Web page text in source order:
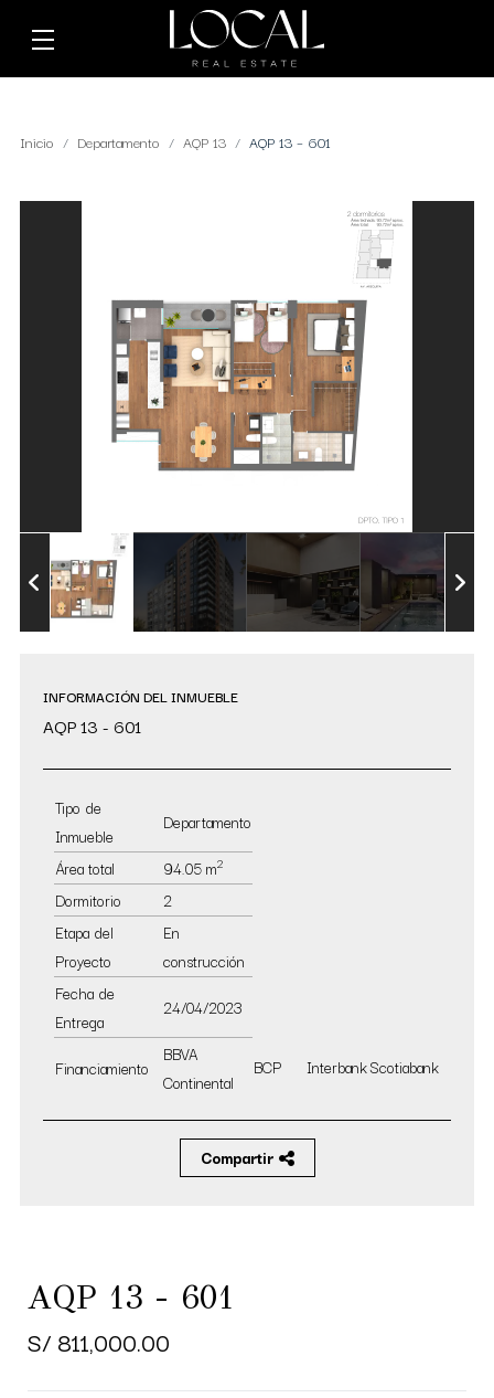
Inicio Departamento AQP 13 AQP 13 – 601
INFORMACIÓN DEL INMUEBLE
AQP 13 - 601
Tipo de
Inmueble
Departamento
Área total
94.05 m2
Dormitorio
2
Etapa del
Proyecto
En
construcción
Fecha de
Entrega
24/04/2023
Financiamiento
BBVA
Continental
BCP InterbankScotiabank
Compartir
AQP 13 - 601
S/ 811,000.00